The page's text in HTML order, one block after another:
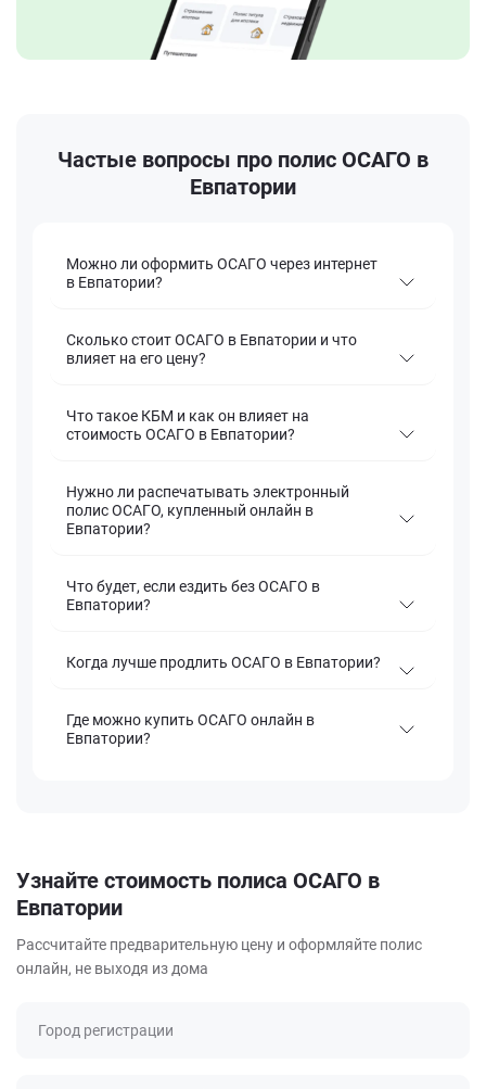
Частые вопросы про полис ОСАГО в
Евпатории
Можно ли оформить ОСАГО через интернет
в Евпатории?
Сколько стоит ОСАГО в Евпатории и что
влияет на его цену?
Что такое КБМ и как он влияет на
стоимость ОСАГО в Евпатории?
Нужно ли распечатывать электронный
полис ОСАГО, купленный онлайн в
Евпатории?
Что будет, если ездить без ОСАГО в
Евпатории?
Когда лучше продлить ОСАГО в Евпатории?
Где можно купить ОСАГО онлайн в
Евпатории?
Узнайте стоимость полиса ОСАГО в
Евпатории
Рассчитайте предварительную цену и оформляйте полис
онлайн, не выходя из дома
Город регистрации